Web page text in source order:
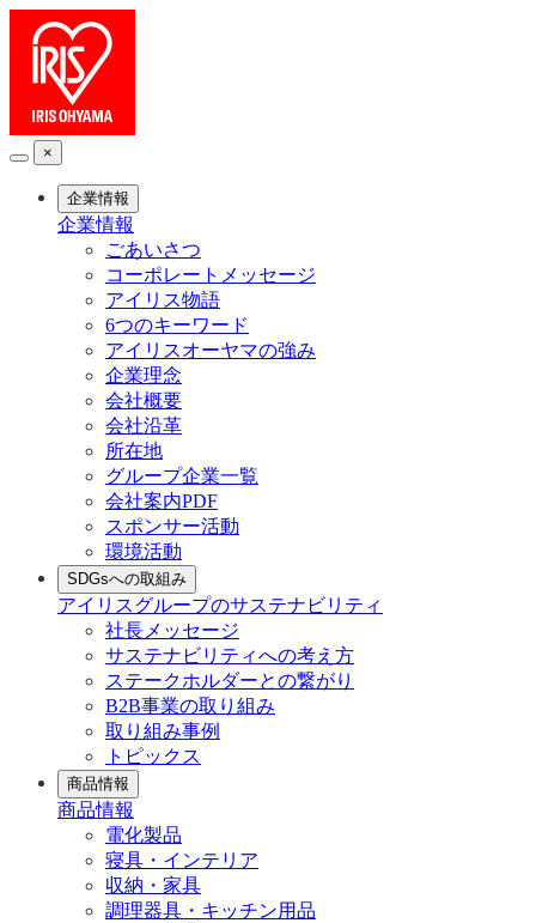
×
企業情報
企業情報
ごあいさつ
コーポレートメッセージ
アイリス物語
6つのキーワード
アイリスオーヤマの強み
企業理念
会社概要
会社沿革
所在地
グループ企業一覧
会社案内PDF
スポンサー活動
環境活動
SDGsへの取組み
アイリスグループのサステナビリティ
社長メッセージ
サステナビリティへの考え方
ステークホルダーとの繋がり
B2B事業の取り組み
取り組み事例
トピックス
商品情報
商品情報
電化製品
寝具・インテリア
収納・家具
調理器具・キッチン用品